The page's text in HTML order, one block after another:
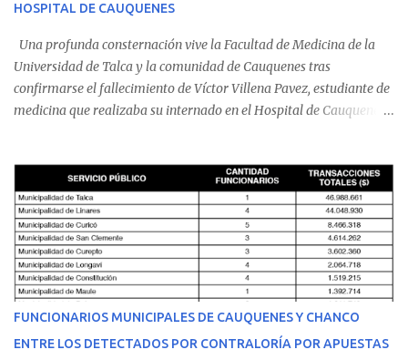
HOSPITAL DE CAUQUENES
Una profunda consternación vive la Facultad de Medicina de la
Universidad de Talca y la comunidad de Cauquenes tras
confirmarse el fallecimiento de Víctor Villena Pavez, estudiante de
medicina que realizaba su internado en el Hospital de Cauquenes.
malestares físicos. Dada la complejidad de su estado de salud, el
equipo médico determinó su traslado de urgencia al Hospital
Regional de Talca y dado la urgencia la ambulancia partió hacia
Talca con escolta de Carabineros. En medio del traslado, el
estudiante de medicina de 25 años, se agravó y pese a los esfuerzos
del personal de emergencia terminó falleciendo, sin alcanzar a
recibir atención especializada en el centro de destino. Apenas se
conoció la gravedad de su condición, sus padres —residentes en
Villarrica— se trasladaron a Cauquenes con la esperanza de una
FUNCIONARIOS MUNICIPALES DE CAUQUENES Y CHANCO
ENTRE LOS DETECTADOS POR CONTRALORÍA POR APUESTAS